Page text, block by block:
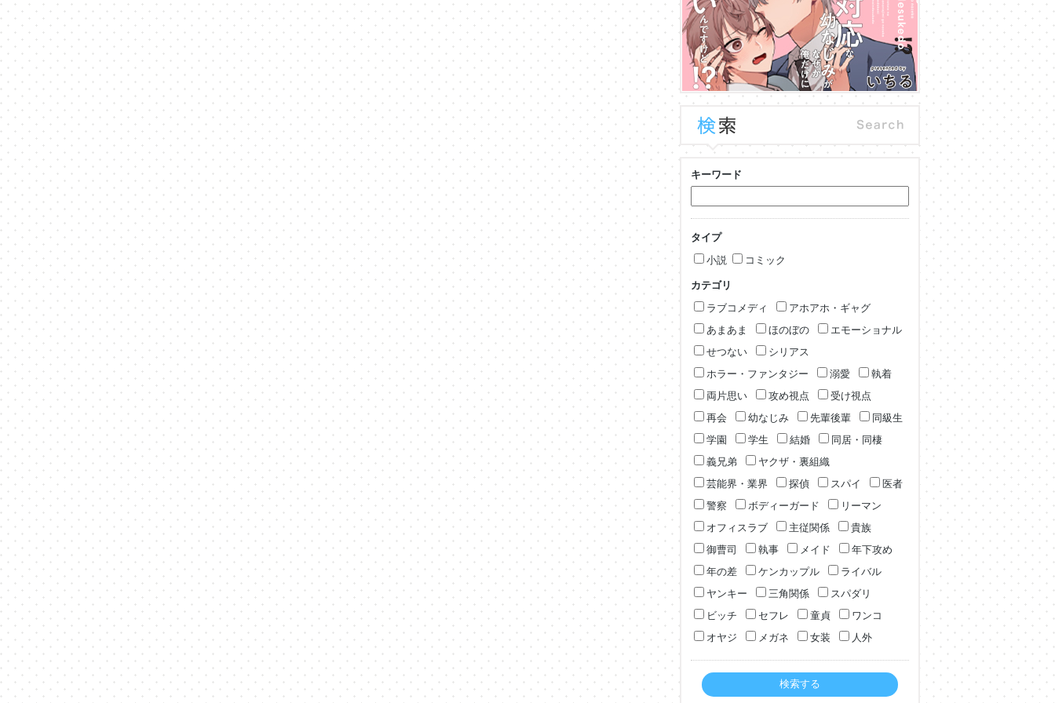
キーワード
タイプ
小説
コミック
カテゴリ
ラブコメディ
アホアホ・ギャグ
あまあま
ほのぼの
エモーショナル
せつない
シリアス
ホラー・ファンタジー
溺愛
執着
両片思い
攻め視点
受け視点
再会
幼なじみ 先輩後輩
同級生
学園
学生 結婚
同居・同棲
義兄弟
ヤクザ・裏組織
芸能界・業界
探偵 スパイ
医者
警察
ボディーガード
リーマン
オフィスラブ
主従関係
貴族
御曹司
執事 メイド
年下攻め
年の差
ケンカップル
ライバル
ヤンキー
三角関係
スパダリ
ビッチ
セフレ 童貞
ワンコ
オヤジ
メガネ 女装 人外
検索する